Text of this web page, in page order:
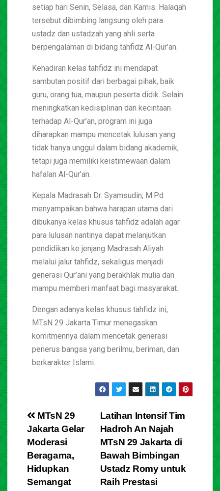
setiap hari Senin, Selasa, dan Kamis. Halaqah
tersebut dibimbing langsung oleh para
ustadz dan ustadzah yang ahli serta
berpengalaman di bidang tahfidz Al-Qur’an.
Kehadiran kelas tahfidz ini mendapat
sambutan positif dari berbagai pihak, baik
guru, orang tua, maupun peserta didik. Selain
meningkatkan kedisiplinan dan kecintaan
terhadap Al-Qur’an, program ini juga
diharapkan mampu mencetak lulusan yang
tidak hanya unggul dalam bidang akademik,
tetapi juga memiliki keistimewaan dalam
hafalan Al-Qur’an.
Kepala Madrasah Dr. Syamsudin, M.Pd
menyampaikan bahwa harapan utama dari
dibukanya kelas khusus tahfidz adalah agar
para lulusan nantinya dapat melanjutkan
pendidikan ke jenjang Madrasah Aliyah
melalui jalur tahfidz, sekaligus menjadi
generasi Qur’ani yang berakhlak mulia dan
mampu memberi manfaat bagi masyarakat.
Dengan adanya kelas khusus tahfidz ini,
MTsN 29 Jakarta Timur menegaskan
komitmennya dalam mencetak generasi
penerus bangsa yang berilmu, beriman, dan
berkarakter Islami.
Latihan Intensif Tim
Hadroh An Najah
MTsN 29 Jakarta di
Bawah Bimbingan
Ustadz Romy untuk
Raih Prestasi
MTsN 29
Jakarta Gelar
Moderasi
Beragama,
Hidupkan
Semangat